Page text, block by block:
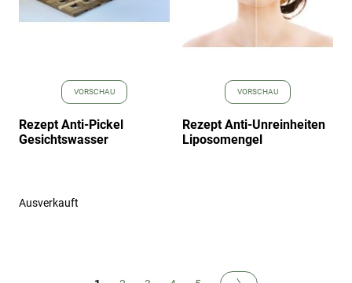
VORSCHAU
Rezept Anti-Pickel
Gesichtswasser
Ausverkauft
VORSCHAU
Rezept Anti-Unreinheiten
Liposomengel
Buchseite